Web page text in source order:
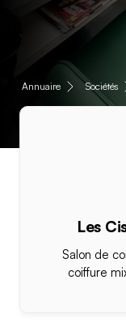
Annuaire Sociétés
Les
Salon de
coiffure